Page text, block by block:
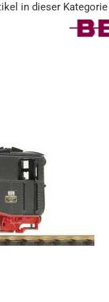
in dieser Kategorie